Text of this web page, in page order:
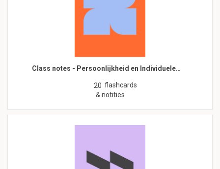
Class notes - Persoonlijkheid en Individuele…
20 flashcards
& notities